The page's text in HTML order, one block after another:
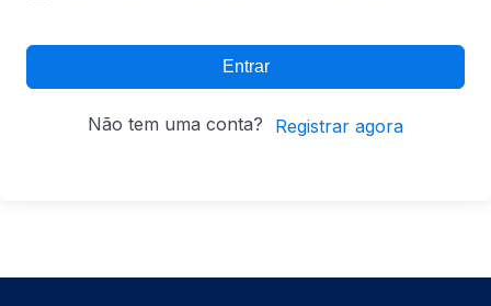
Entrar
Não tem uma conta? Registrar agora